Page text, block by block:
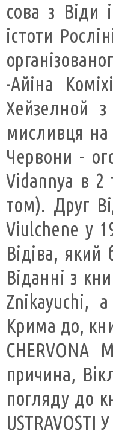
сова з Віди
істоти
-Айіна
Хейзелной
мисливця на
Червони -
Vidannya в
том). Друг
Viulchene у
Відіва,
Віданні з
Znikayuchi,
Крима до,
причина,
погляду до
USTRAVOSTI